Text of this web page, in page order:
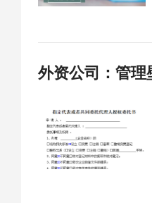
外资公司：管